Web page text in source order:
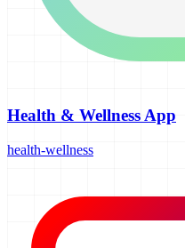
Health & Wellness App
health-wellness